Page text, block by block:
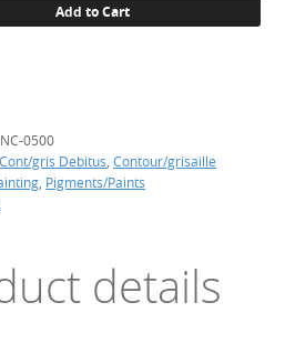
Add to Cart
0500
Cont/gris Debitus ,Contour/grisaille
Pigments/Paints
details